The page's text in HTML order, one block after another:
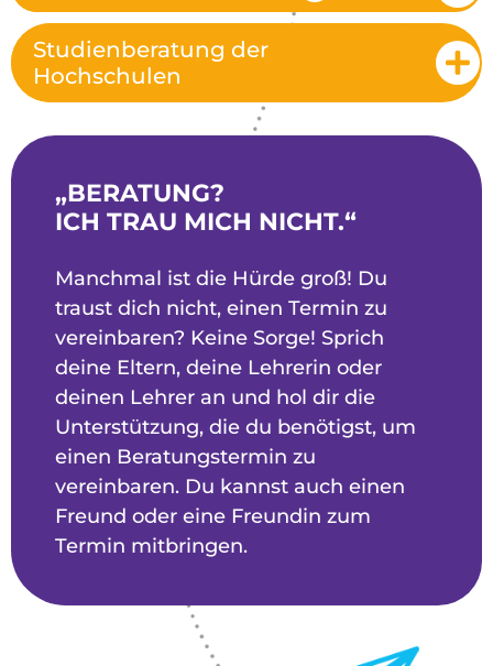
Studienberatung der
Hochschulen
„BERATUNG?
ICH TRAU MICH NICHT.“
Manchmal ist die Hürde groß! Du
traust dich nicht, einen Termin zu
vereinbaren? Keine Sorge! Sprich
deine Eltern, deine Lehrerin oder
deinen Lehrer an und hol dir die
Unterstützung, die du benötigst, um
einen Beratungstermin zu
vereinbaren. Du kannst auch einen
Freund oder eine Freundin zum
Termin mitbringen.